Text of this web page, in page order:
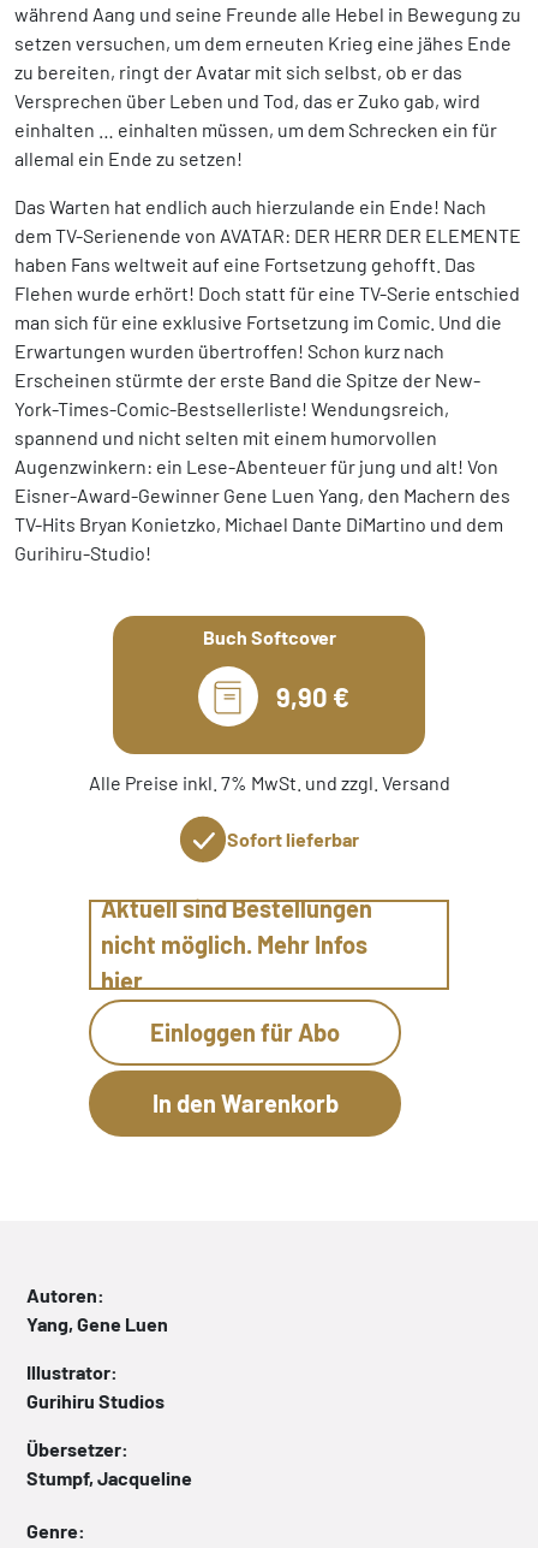
während Aang und seine Freunde alle Hebel in Bewegung zu
setzen versuchen, um dem erneuten Krieg eine jähes Ende
zu bereiten, ringt der Avatar mit sich selbst, ob er das
Versprechen über Leben und Tod, das er Zuko gab, wird
einhalten … einhalten müssen, um dem Schrecken ein für
allemal ein Ende zu setzen!
Das Warten hat endlich auch hierzulande ein Ende! Nach
dem TV-Serienende von AVATAR: DER HERR DER ELEMENTE
haben Fans weltweit auf eine Fortsetzung gehofft. Das
Flehen wurde erhört! Doch statt für eine TV-Serie entschied
man sich für eine exklusive Fortsetzung im Comic. Und die
Erwartungen wurden übertroffen! Schon kurz nach
Erscheinen stürmte der erste Band die Spitze der New-
York-Times-Comic-Bestsellerliste! Wendungsreich,
spannend und nicht selten mit einem humorvollen
Augenzwinkern: ein Lese-Abenteuer für jung und alt! Von
Eisner-Award-Gewinner Gene Luen Yang, den Machern des
TV-Hits Bryan Konietzko, Michael Dante DiMartino und dem
Gurihiru-Studio!
Buch Softcover
9,90 €
Alle Preise inkl. 7% MwSt. und zzgl. Versand
Sofort lieferbar
Aktuell sind Bestellungen
nicht möglich. Mehr Infos
hier
Einloggen für Abo
Autoren:
Yang, Gene Luen
Illustrator:
Gurihiru Studios
Übersetzer:
Stumpf, Jacqueline
Genre: